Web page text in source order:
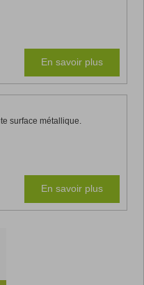
En savoir plus
surface métallique.
En savoir plus